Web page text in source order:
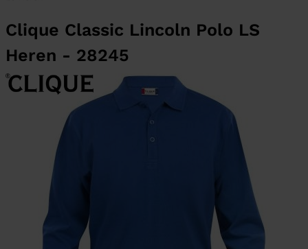
Clique Classic Lincoln Polo LS
Heren - 28245